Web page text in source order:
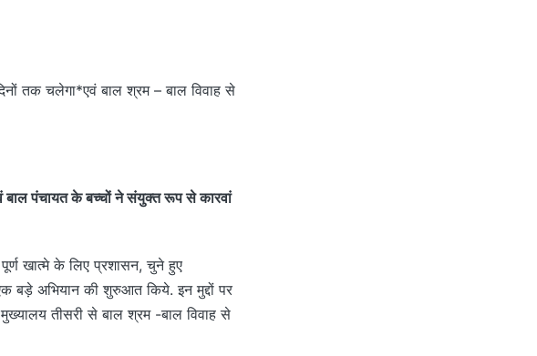
तक चलेगा*एवं बाल श्रम – बाल विवाह से
बाल पंचायत के बच्चों ने संयुक्त रूप से कारवां
खात्मे के लिए प्रशासन, चुने हुए
अभियान की शुरुआत किये. इन मुद्दों पर
तीसरी से बाल श्रम -बाल विवाह से